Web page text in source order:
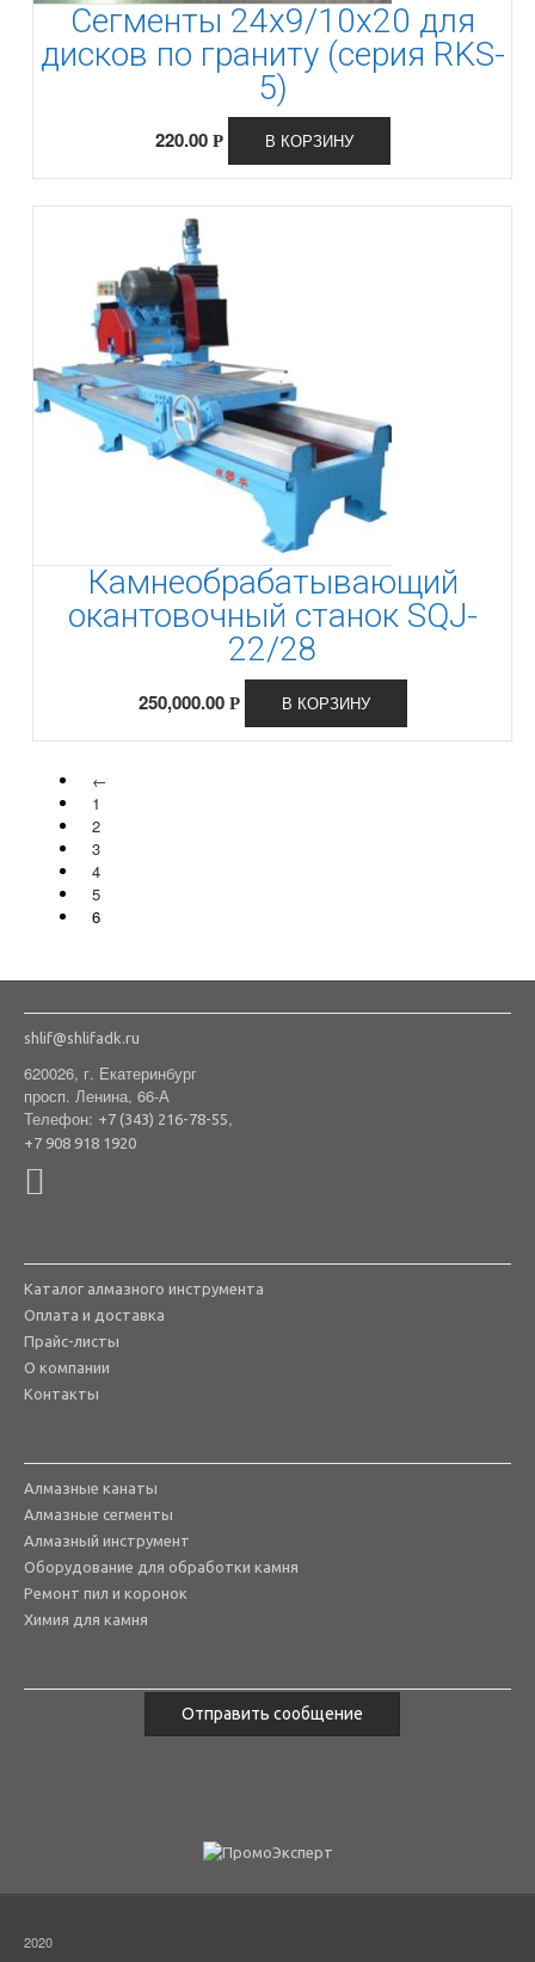
Сегменты 24х9/10х20 для
дисков по граниту (серия RKS-
5)
220.00 Р В КОРЗИНУ
Камнеобрабатывающий
окантовочный станок SQJ-
22/28
250,000.00 Р В КОРЗИНУ
←
1
2
3
4
5
6
shlif@shlifadk.ru
620026, г. Екатеринбург
просп. Ленина, 66-А
Телефон: +7 (343) 216-78-55,
+7 908 918 1920
Каталог алмазного инструмента
Оплата и доставка
Прайс-листы
О компании
Контакты
Алмазные канаты
Алмазные сегменты
Алмазный инструмент
Оборудование для обработки камня
Ремонт пил и коронок
Химия для камня
Отправить сообщение
2020